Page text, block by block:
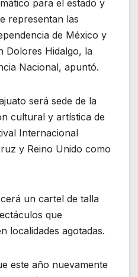
para el estado y
representan las
de México y
Dolores Hidalgo, la
Nacional, apuntó.
será sede de la
cultural y artística de
Internacional
y Reino Unido como
un cartel de talla
que
localidades agotadas.
este año nuevamente